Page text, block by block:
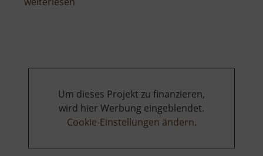
Um dieses Projekt zu finanzieren,
wird hier Werbung eingeblendet.
Cookie-Einstellungen ändern.